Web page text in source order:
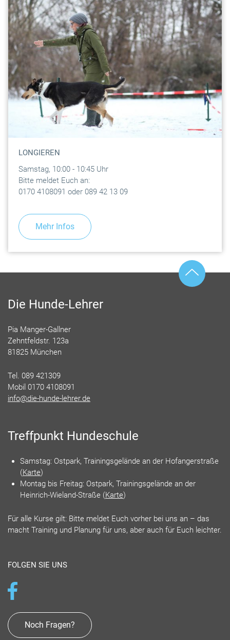
LONGIEREN
Samstag, 10:00 - 10:45 Uhr
Bitte meldet Euch an:
0170 4108091 oder 089 42 13 09
Mehr Infos
Die Hunde-Lehrer
Pia Manger-Gallner
Zehntfeldstr. 123a
81825 München
Tel. 089 421309
Mobil 0170 4108091
info@die-hunde-lehrer.de
Treffpunkt Hundeschule
Samstag: Ostpark, Trainingsgelände an der Hofangerstraße
(Karte)
Montag bis Freitag: Ostpark, Trainingsgelände an der
Heinrich-Wieland-Straße (Karte)
Für alle Kurse gilt: Bitte meldet Euch vorher bei uns an – das
macht Training und Planung für uns, aber auch für Euch leichter.
FOLGEN SIE UNS
Noch Fragen?